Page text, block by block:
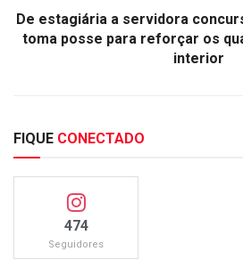
De estagiária a servidora
toma posse para reforçar os
interior
FIQUE CONECTADO
474
Seguidores